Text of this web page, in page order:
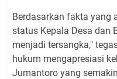
Berdasarkan fakta yang
status Kepala Desa dan
menjadi tersangka,"
hukum mengapresiasi
Jumantoro yang